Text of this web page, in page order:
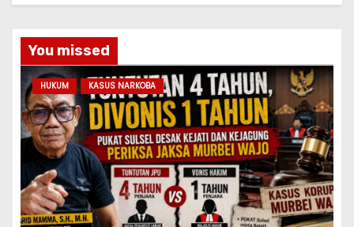
You missed
HUKUM KASUS NARKOBA